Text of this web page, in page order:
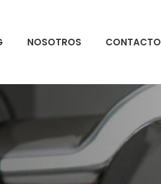
NOSOTROS CONTACTO